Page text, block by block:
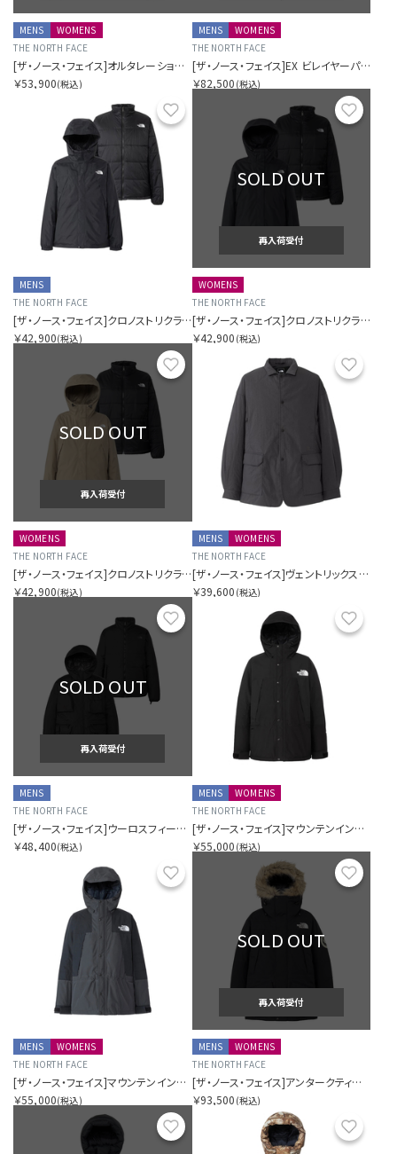
MENS
WOMENS
THE NORTH FACE
[ザ・ノース・フェイス]オルタレーションシエラジャケット（ユニセックス）
￥53,900(税込)
MENS
WOMENS
THE NORTH FACE
[ザ・ノース・フェイス]EX ビレイヤーパーカ（ユニセックス）
￥82,500 (税込)
お気に入り
MENS
THE NORTH FACE
[ザ・ノース・フェイス]クロノストリクライメイトジャケット（メンズ）
￥42,900(税込)
SOLD OUT
再入荷受付
WOMENS
THE NORTH FACE
[ザ・ノース・フェイス]クロノストリクライメイトジャケット（レディース）
￥42,900 (税込)
お気に入り
SOLD OUT
再入荷受付
WOMENS
THE NORTH FACE
[ザ・ノース・フェイス]クロノストリクライメイトジャケット（レディース）
￥42,900(税込)
MENS
WOMENS
THE NORTH FACE
[ザ・ノース・フェイス]ヴェントリックスアーバナイトジャケット（ユニセックス）
￥39,600 (税込)
お気に入り
SOLD OUT
再入荷受付
MENS
THE NORTH FACE
[ザ・ノース・フェイス]ウーロスフィールドユーティリティトリクライメイトジャケット
￥48,400(税込)
MENS
WOMENS
THE NORTH FACE
[ザ・ノース・フェイス]マウンテンインサレーションジャケット
￥55,000 (税込)
お気に入り
MENS
WOMENS
THE NORTH FACE
[ザ・ノース・フェイス]マウンテンインサレーションジャケット
￥55,000(税込)
SOLD OUT
再入荷受付
MENS
WOMENS
THE NORTH FACE
[ザ・ノース・フェイス]アンタークティカパーカ
￥93,500 (税込)
お気に入り